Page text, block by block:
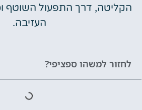
הקליטה, דרך התפעול השוטף
העזיבה.
לחזור למשהו ספציפי?